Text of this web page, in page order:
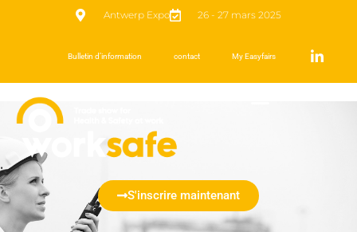
Antwerp Expo 26 - 27 mars 2025
Bulletin d’information contact My Easyfairs
S'inscrire maintenant